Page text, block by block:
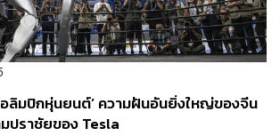
อลิมปิกหุ่นยนต์’ ความฝันอันยิ่งใหญ่ของจีน
ราชัยของ Tesla